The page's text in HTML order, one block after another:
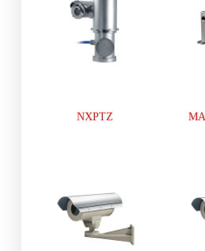
NXPTZ